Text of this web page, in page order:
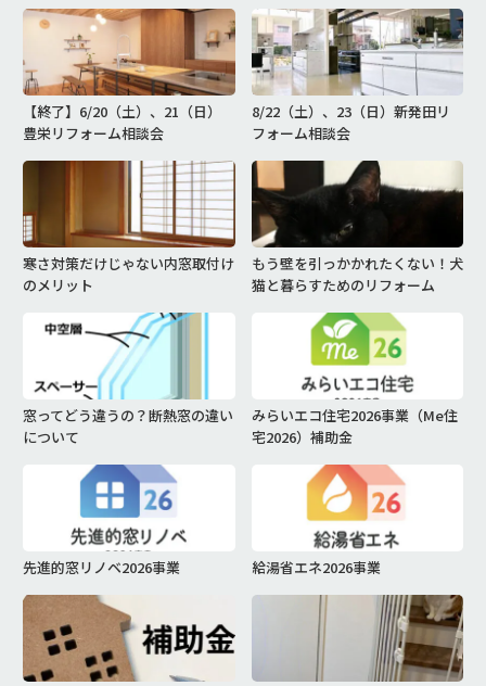
【終了】6/20（土）、21（日）
豊栄リフォーム相談会
8/22（土）、23（日）新発田リ
フォーム相談会
寒さ対策だけじゃない内窓取付け
のメリット
もう壁を引っかかれたくない！犬
猫と暮らすためのリフォーム
窓ってどう違うの？断熱窓の違い
について
みらいエコ住宅2026事業（Me住
宅2026）補助金
先進的窓リノベ2026事業 給湯省エネ2026事業